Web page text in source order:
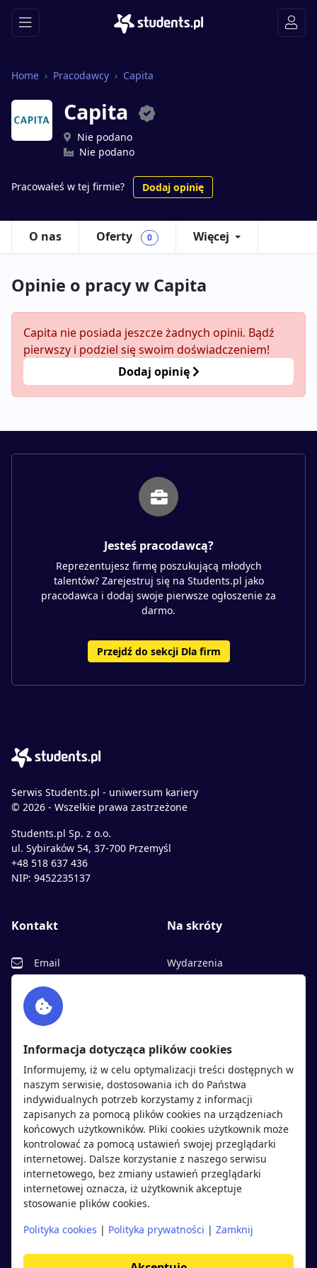
Home Pracodawcy Capita
Capita
Nie podano
Nie podano
Pracowałeś w tej firmie? Dodaj opinię
O nas Oferty 0 Więcej
Opinie o pracy w Capita
Capita nie posiada jeszcze żadnych opinii. Bądź
pierwszy i podziel się swoim doświadczeniem!
Dodaj opinię
Jesteś pracodawcą?
Reprezentujesz firmę poszukującą młodych
talentów? Zarejestruj się na Students.pl jako
pracodawca i dodaj swoje pierwsze ogłoszenie za
darmo.
Przejdź do sekcji Dla firm
Serwis Students.pl - uniwersum kariery
© 2026 - Wszelkie prawa zastrzeżone
Students.pl Sp. z o.o.
ul. Sybiraków 54, 37-700 Przemyśl
+48 518 637 436
NIP: 9452235137
Kontakt
Email
Facebook
Twitter
Na skróty
Wydarzenia
Polityka cookies
Polityka prywatności
Kandydaci
Regulamin kandydata
Oferty pracy
Pracodawcy
Opinie o pracodawcach
Blog
Pracodawcy
Regulamin pracodawcy
Dodaj ogłoszenie
Informacja dotycząca plików cookies
Informujemy, iż w celu optymalizacji treści dostępnych w
naszym serwisie, dostosowania ich do Państwa
indywidualnych potrzeb korzystamy z informacji
zapisanych za pomocą plików cookies na urządzeniach
końcowych użytkowników. Pliki cookies użytkownik może
kontrolować za pomocą ustawień swojej przeglądarki
internetowej. Dalsze korzystanie z naszego serwisu
internetowego, bez zmiany ustawień przeglądarki
internetowej oznacza, iż użytkownik akceptuje
stosowanie plików cookies.
Polityka cookies | Polityka prywatności | Zamknij